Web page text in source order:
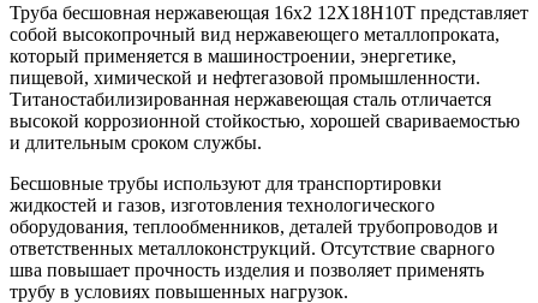
Труба бесшовная нержавеющая 16х2 12Х18Н10Т представляет
собой высокопрочный вид нержавеющего металлопроката,
который применяется в машиностроении, энергетике,
пищевой, химической и нефтегазовой промышленности.
Титаностабилизированная нержавеющая сталь отличается
высокой коррозионной стойкостью, хорошей свариваемостью
и длительным сроком службы.
Бесшовные трубы используют для транспортировки
жидкостей и газов, изготовления технологического
оборудования, теплообменников, деталей трубопроводов и
ответственных металлоконструкций. Отсутствие сварного
шва повышает прочность изделия и позволяет применять
трубу в условиях повышенных нагрузок.